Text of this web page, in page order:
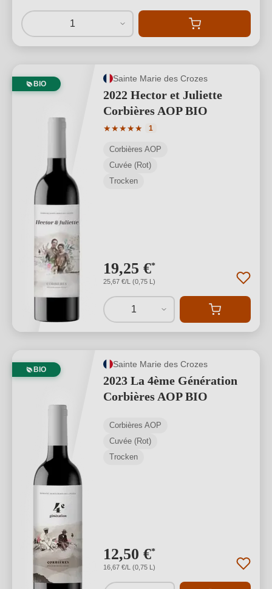
1
BIO
Sainte Marie des Crozes
2022 Hector et Juliette
Corbières AOP BIO
★★★★★
Durchschnittliche Bewertung von 5
1
Corbières AOP
Cuvée (Rot)
Trocken
19,25 €*
25,67 €/L (0,75 L)
1
BIO
Sainte Marie des Crozes
2023 La 4ème Génération
Corbières AOP BIO
Corbières AOP
Cuvée (Rot)
Trocken
12,50 €*
16,67 €/L (0,75 L)